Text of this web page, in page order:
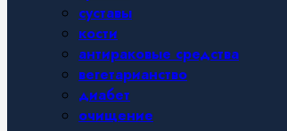
суставы
кости
антираковые средства
вегетарианство
диабет
очищение